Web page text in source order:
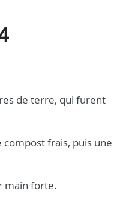
de terre, qui furent
frais, puis une
main forte.